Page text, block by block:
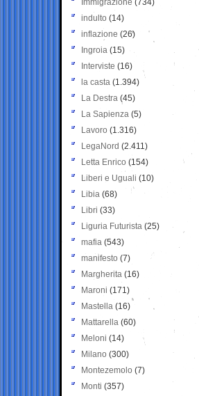
Immigrazione (734)
indulto (14)
inflazione (26)
Ingroia (15)
Interviste (16)
la casta (1.394)
La Destra (45)
La Sapienza (5)
Lavoro (1.316)
LegaNord (2.411)
Letta Enrico (154)
Liberi e Uguali (10)
Libia (68)
Libri (33)
Liguria Futurista (25)
mafia (543)
manifesto (7)
Margherita (16)
Maroni (171)
Mastella (16)
Mattarella (60)
Meloni (14)
Milano (300)
Montezemolo (7)
Monti (357)